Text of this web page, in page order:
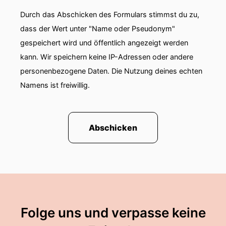
hinterher zu laufen und man denkt sich dann
irgendwas läuft doch hier nicht.
00:01:40: bin ich auf einem falschen Weg fragen
sich dann viele.
falschen Weg, dass man sich denkt eigentlich
klingt links komisch und man selbst hat
vielleicht die positiven Ergebnisse gar nicht.
machen muss.
dann nicht um bei den andern?
Durch das Abschicken des Formulars stimmst du zu,
dass der Wert unter "Name oder Pseudonym"
gespeichert wird und öffentlich angezeigt werden
kann. Wir speichern keine IP-Adressen oder andere
personenbezogene Daten. Die Nutzung deines echten
Namens ist freiwillig.
Abschicken
Folge uns und verpasse keine